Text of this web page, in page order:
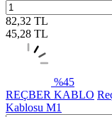
82,32 TL
45,28 TL
%45
REÇBER KABLO
Kablosu M1